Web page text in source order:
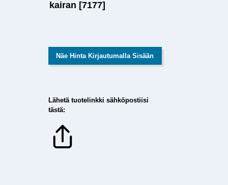
kairan [7177]
Näe Hinta Kirjautumalla Sisään
Lähetä tuotelinkki sähköpostiisi
tästä: